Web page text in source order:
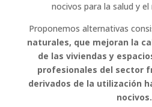
nocivos para la salud y
Proponemos alternativas
naturales, que mejoran la
de las viviendas y
profesionales del sector
derivados de la utilización
nocivos.